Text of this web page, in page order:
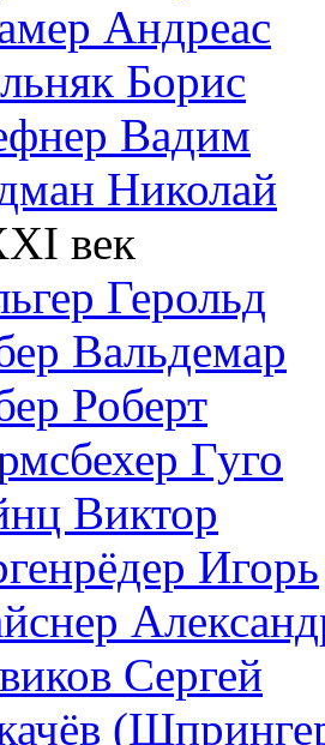
Андреас
Борис
Вадим
Николай
век
Герольд
Вальдемар
Роберт
Гуго
Виктор
Игорь
Сергей